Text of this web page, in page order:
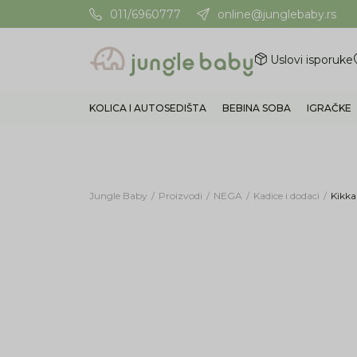
011/6960777 online@junglebaby.rs
Potrebna Vam je pomoć?
Uslovi isporuke
KOLICA I AUTOSEDIŠTA BEBINA SOBA IGRAČKE
Jungle Baby Proizvodi NEGA Kadice i dodaci